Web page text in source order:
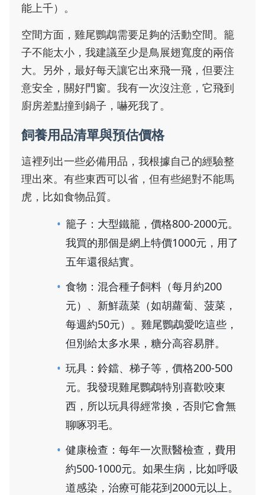
能上千）。
空間方面，雞尾鸚鵡需要足夠的活動空間。籠
子不能太小，我建議至少是鳥展翅寬度的兩倍
大。另外，最好每天讓它出來飛一飛，但要注
意安全，關好門窗。我有一次沒注意，它飛到
廚房差點撞到鍋子，嚇死我了。
飼養用品清單與預估價格
這裡列出一些必備用品，我根據自己的經驗整
理出來。有些東西可以省，但有些絕對不能馬
虎，比如食物品質。
籠子：大型鐵籠，價格800-2000元。
我買的那個是網上特價1000元，用了
五年還很結實。
食物：混合種子飼料（每月約200
元）、新鮮蔬菜（如胡蘿蔔、菠菜，
每週約50元）。雞尾鸚鵡愛吃這些，
但別給太多水果，糖分高容易胖。
玩具：鈴鐺、梯子等，價格200-500
元。我發現雞尾鸚鵡特別喜歡咬東
西，所以玩具得經常換，否則它會無
聊啄羽毛。
健康檢查：每年一次獸醫檢查，費用
約500-1000元。如果生病，比如呼吸
道感染，治療可能花到2000元以上。